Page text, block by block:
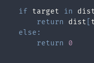
if target in
return dist
else :
return
0